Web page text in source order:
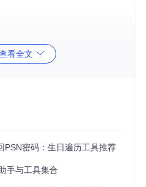
常习惯、想法或重要事件记录的
，只需一个终端，就能继续你的
选择的Git仓库同步。
线备份策略。
看全文
PSN密码：生日遍历工具推荐
手与工具集合